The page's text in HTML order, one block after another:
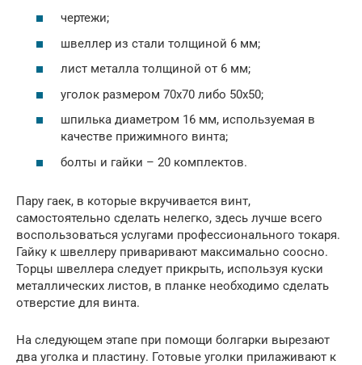
чертежи;
швеллер из стали толщиной 6 мм;
лист металла толщиной от 6 мм;
уголок размером 70х70 либо 50х50;
шпилька диаметром 16 мм, используемая в
качестве прижимного винта;
болты и гайки – 20 комплектов.
Пару гаек, в которые вкручивается винт,
самостоятельно сделать нелегко, здесь лучше всего
воспользоваться услугами профессионального токаря.
Гайку к швеллеру приваривают максимально соосно.
Торцы швеллера следует прикрыть, используя куски
металлических листов, в планке необходимо сделать
отверстие для винта.
На следующем этапе при помощи болгарки вырезают
два уголка и пластину. Готовые уголки прилаживают к